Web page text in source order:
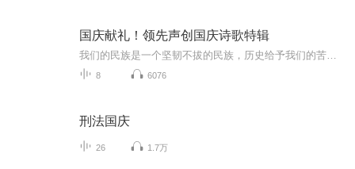
国庆献礼！领先声创国庆诗歌特辑
8 6076
刑法国庆
26 1.7万